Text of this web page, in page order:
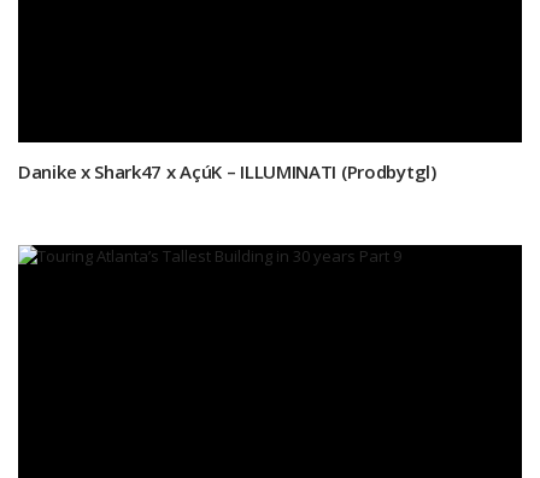
Danike x Shark47 x AçúK – ILLUMINATI (Prodbytgl)